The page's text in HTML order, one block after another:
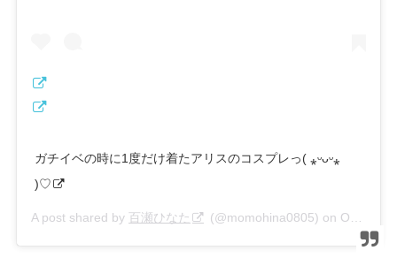
ガチイベの時に1度だけ着たアリスのコスプレっ( ⁎ᵕᴗᵕ⁎
)♡
A post shared by 百瀬ひなた (@momohina0805) on Oct 8, 2019 at 10:04pm PDT